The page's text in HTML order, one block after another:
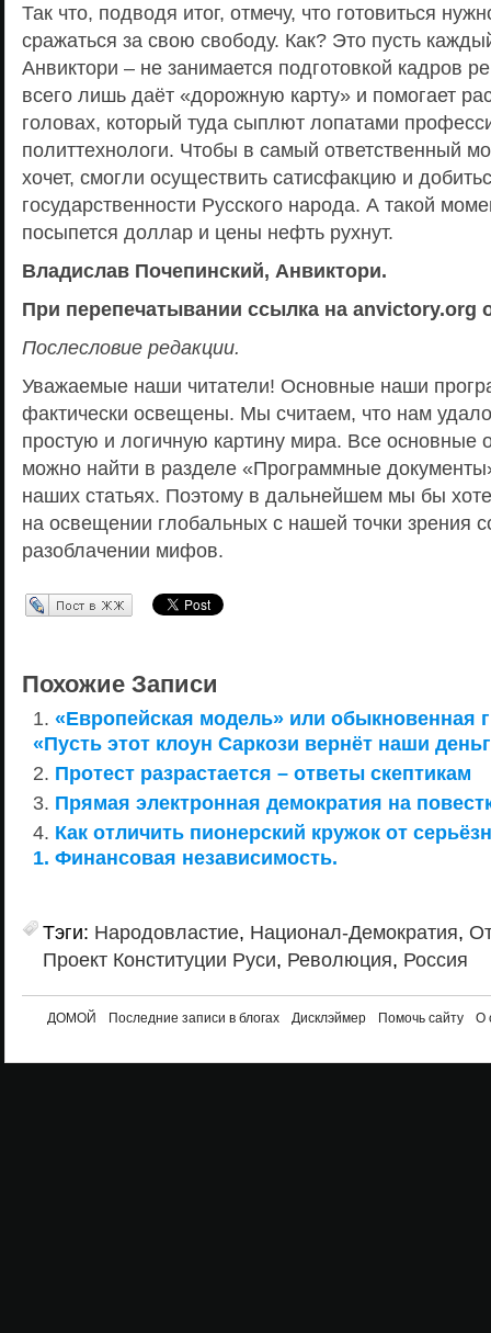
Так что, подводя итог, отмечу, что готовиться
сражаться за свою свободу. Как? Это пусть
Анвиктори – не занимается подготовкой кадров
всего лишь даёт «дорожную карту» и помогает
головах, который туда сыплют лопатами
политтехнологи. Чтобы в самый ответственный
хочет, смогли осуществить сатисфакцию и
государственности Русского народа. А такой
посыпется доллар и цены нефть рухнут.
Владислав Почепинский, Анвиктори.
При перепечатывании ссылка на anvictory.org
Послесловие редакции.
Уважаемые наши читатели! Основные наши
фактически освещены. Мы считаем, что нам
простую и логичную картину мира. Все основные
можно найти в разделе «Программные
наших статьях. Поэтому в дальнейшем мы бы
на освещении глобальных с нашей точки зрения
разоблачении мифов.
Перепост в ЖЖ
Похожие Записи
«Европейская модель» или обыкновенная
«Пусть этот клоун Саркози вернёт наши
Протест разрастается – ответы скептикам
Прямая электронная демократия на
Как отличить пионерский кружок от
1. Финансовая независимость.
Тэги: Народовластие, Национал-Демократия,
Проект Конституции Руси, Революция, Россия
ДОМОЙ Последние записи в блогах Дисклэймер Помочь сайту О